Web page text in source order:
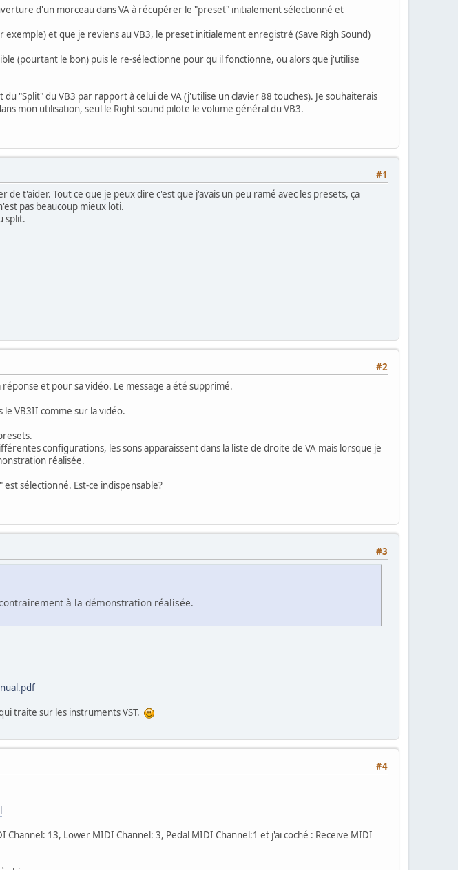
d'un morceau dans VA à récupérer le "preset" initialement sélectionné et
et que je reviens au VB3, le preset initialement enregistré (Save Righ Sound)
(pourtant le bon) puis le re-sélectionne pour qu'il fonctionne, ou alors que j'utilise
"Split" du VB3 par rapport à celui de VA (j'utilise un clavier 88 touches). Je souhaiterais
mon utilisation, seul le Right sound pilote le volume général du VB3.
#1
de t'aider. Tout ce que je peux dire c'est que j'avais un peu ramé avec les presets, ça
pas beaucoup mieux loti.
split.
#2
et pour sa vidéo. Le message a été supprimé.
le VB3II comme sur la vidéo.
configurations, les sons apparaissent dans la liste de droite de VA mais lorsque je
réalisée.
sélectionné. Est-ce indispensable?
#3
à la démonstration réalisée.
traite sur les instruments VST.
#4
13, Lower MIDI Channel: 3, Pedal MIDI Channel:1 et j'ai coché : Receive MIDI